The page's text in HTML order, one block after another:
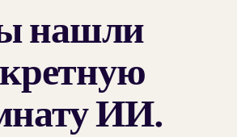
нашли
ИИ.